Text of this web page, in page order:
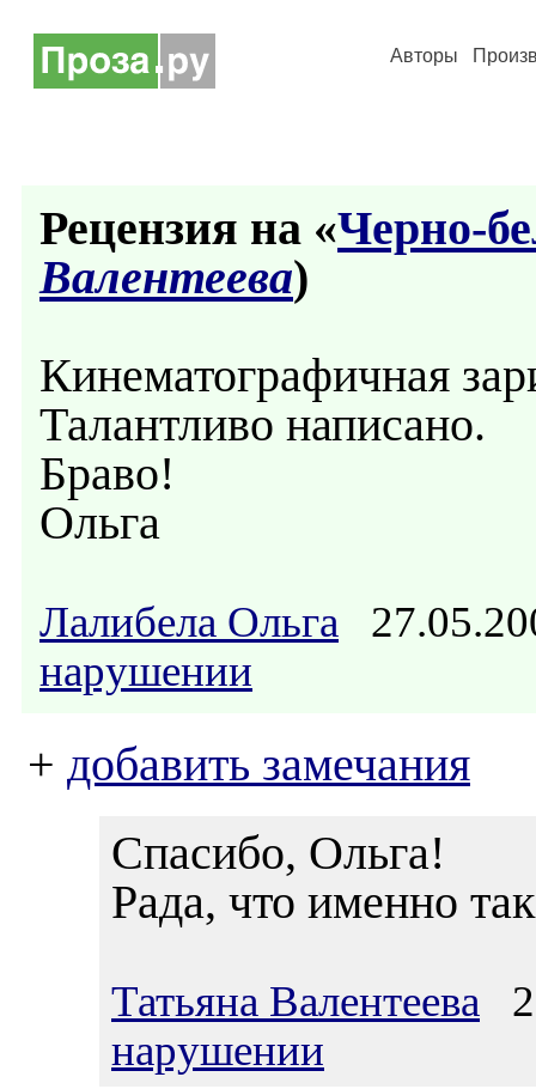
Авторы
Рецензия на «Черно-
Валентеева)
Кинематографичная
Талантливо написано.
Браво!
Ольга
Лалибела Ольга
нарушении
+ добавить замечания
Спасибо, Ольга!
Рада, что именно
Татьяна Валентеева
нарушении